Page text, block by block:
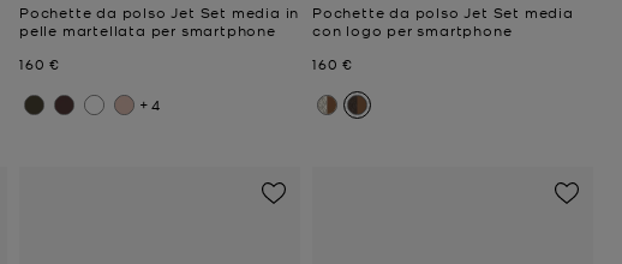
Pochette da polso Jet Set media in
pelle martellata per smartphone
Prezzo attuale
160 €
+4
Pochette da polso Jet Set media
con logo per smartphone
Prezzo attuale
160 €